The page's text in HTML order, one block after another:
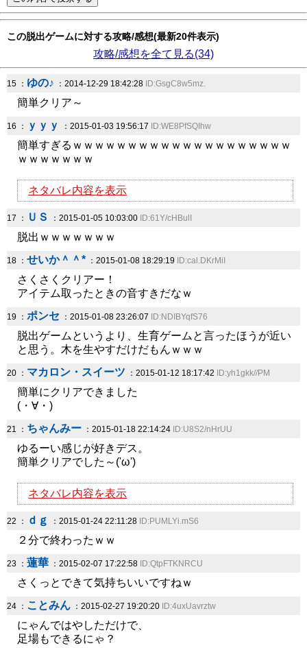
この脱出ゲームに対する攻略/感想(最新20件表示)
攻略/感想を全て見る(34)
15 ： ゆの♪ ：2014-12-29 18:42:28 ID:GsgC8w5mz.
簡単クリア～
16 ： ｙｙｙ ：2015-01-03 19:56:17 ID:WE8PfSQIhw
簡単すぎるｗｗｗｗｗｗｗｗｗｗｗｗｗｗｗｗｗｗｗｗ
ｗｗｗｗｗｗｗ
ネタバレ内容を表示
17 ： ＵＳ ：2015-01-05 10:03:00 ID:61Y/cHBulI
脱出ｗｗｗｗｗｗｗ
18 ： せいか＾＾* ：2015-01-08 18:29:19 ID:cal.DKrMiI
さくさくクリアー！
アイテム取ったときの音すきだなｗ
19 ： ポンセ ：2015-01-08 23:26:07 ID:NDIBYqfS76
脱出ゲームというより、生育ゲームと言ったほうが近い
と思う。木を生やすだけだもんｗｗｗ
20 ： マカロン・スイーツ ：2015-01-12 18:17:42 ID:yh1gkk//PM
簡単にクリアできました
(・∀・)
21 ： ちゃんみー ：2015-01-18 22:14:24 ID:U8S2/nHrUU
ゆるーい感じが好きデス。
簡単クリアでした～('ω')
ネタバレ内容を表示
22 ： ｄｇ ：2015-01-24 22:11:28 ID:PUMLYi.mS6
２分で終わったｗｗ
23 ： 蓮華 ：2015-02-07 17:22:58 ID:QtpFTKNRCU
さくっとできて気持ちいいですねｗ
24 ： ことみん ：2015-02-27 19:20:20 ID:4uxUavrztw
にゃんではやしただけで、
足場もできるにゃ？